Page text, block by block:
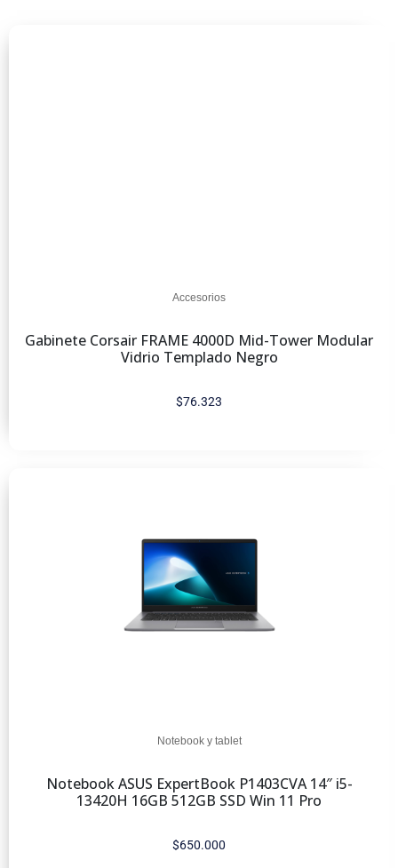
Accesorios
Gabinete Corsair FRAME 4000D Mid-Tower Modular
Vidrio Templado Negro
$76.323
Notebook y tablet
Notebook ASUS ExpertBook P1403CVA 14″ i5-
13420H 16GB 512GB SSD Win 11 Pro
$650.000